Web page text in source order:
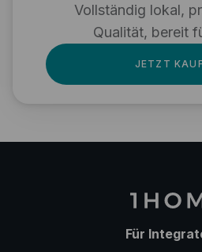
Vollständig lokal,
Qualität, bereit
JETZT
Für